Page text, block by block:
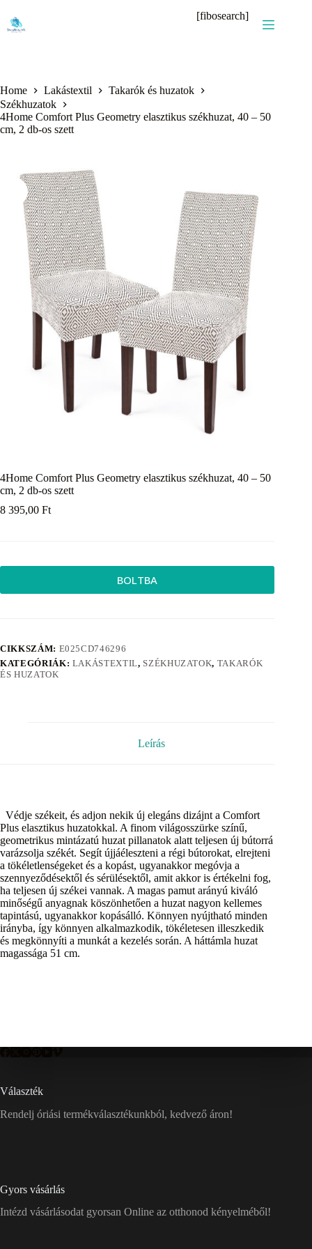
content
[fibosearch]
Home Lakástextil
Takarók és huzatok
Székhuzatok
4Home Comfort Plus Geometry elasztikus székhuzat, 40 – 50
cm, 2 db-os szett
4Home Comfort Plus Geometry elasztikus székhuzat, 40 – 50
cm, 2 db-os szett
8 395,00 Ft
BOLTBA
CIKKSZÁM: E025CD746296
KATEGÓRIÁK: LAKÁSTEXTIL, SZÉKHUZATOK, TAKARÓK
ÉS HUZATOK
Leírás
Védje székeit, és adjon nekik új elegáns dizájnt a Comfort
Plus elasztikus huzatokkal. A finom világosszürke színű,
geometrikus mintázatú huzat pillanatok alatt teljesen új bútorrá
varázsolja székét. Segít újjáéleszteni a régi bútorokat, elrejteni
a tökéletlenségeket és a kopást, ugyanakkor megóvja a
szennyeződésektől és sérülésektől, amit akkor is értékelni fog,
ha teljesen új székei vannak. A magas pamut arányú kiváló
minőségű anyagnak köszönhetően a huzat nagyon kellemes
tapintású, ugyanakkor kopásálló. Könnyen nyújtható minden
irányba, így könnyen alkalmazkodik, tökéletesen illeszkedik
és megkönnyíti a munkát a kezelés során. A háttámla huzat
magassága 51 cm.
Választék
Rendelj óriási termékválasztékunkból, kedvező áron!
Gyors vásárlás
Intézd vásárlásodat gyorsan Online az otthonod kényelméből!